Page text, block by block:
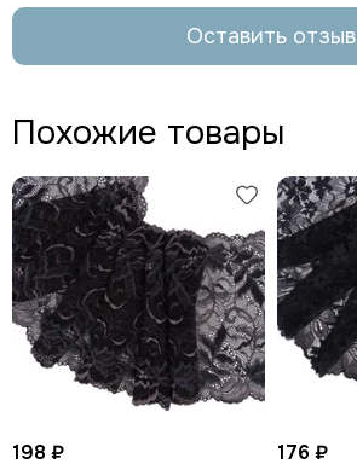
Оставить отзыв
Похожие товары
198 ₽ 176 ₽